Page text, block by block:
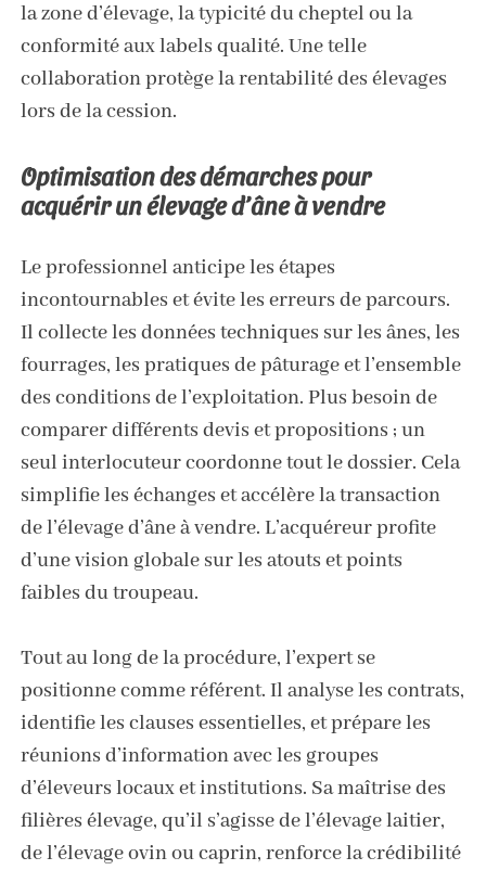
la zone d’élevage, la typicité du cheptel ou la
conformité aux labels qualité. Une telle
collaboration protège la rentabilité des élevages
lors de la cession.
Optimisation des démarches pour
acquérir un élevage d’âne à vendre
Le professionnel anticipe les étapes
incontournables et évite les erreurs de parcours.
Il collecte les données techniques sur les ânes, les
fourrages, les pratiques de pâturage et l’ensemble
des conditions de l’exploitation. Plus besoin de
comparer différents devis et propositions ; un
seul interlocuteur coordonne tout le dossier. Cela
simplifie les échanges et accélère la transaction
de l’élevage d’âne à vendre. L’acquéreur profite
d’une vision globale sur les atouts et points
faibles du troupeau.
Tout au long de la procédure, l’expert se
positionne comme référent. Il analyse les contrats,
identifie les clauses essentielles, et prépare les
réunions d’information avec les groupes
d’éleveurs locaux et institutions. Sa maîtrise des
filières élevage, qu’il s’agisse de l’élevage laitier,
de l’élevage ovin ou caprin, renforce la crédibilité